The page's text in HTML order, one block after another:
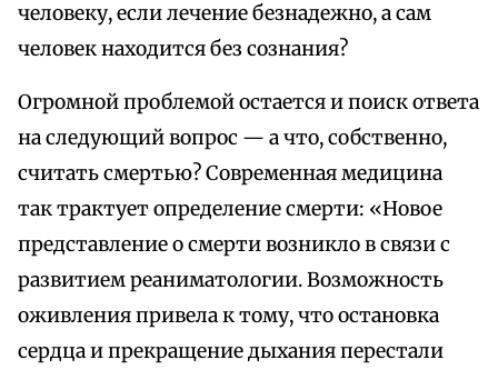
человеку, если лечение безнадежно, а сам
человек находится без сознания?
Огромной проблемой остается и поиск ответа
на следующий вопрос — а что, собственно,
считать смертью? Современная медицина
так трактует определение смерти: «Новое
представление о смерти возникло в связи с
развитием реаниматологии. Возможность
оживления привела к тому, что остановка
сердца и прекращение дыхания перестали